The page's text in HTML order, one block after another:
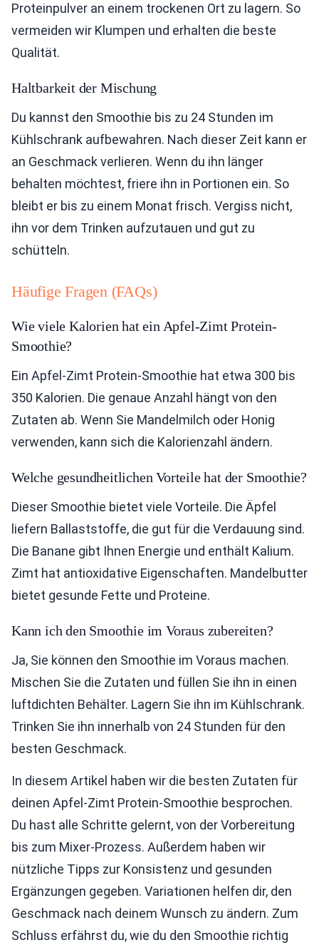
Proteinpulver an einem trockenen Ort zu lagern. So
vermeiden wir Klumpen und erhalten die beste
Qualität.
Haltbarkeit der Mischung
Du kannst den Smoothie bis zu 24 Stunden im
Kühlschrank aufbewahren. Nach dieser Zeit kann er
an Geschmack verlieren. Wenn du ihn länger
behalten möchtest, friere ihn in Portionen ein. So
bleibt er bis zu einem Monat frisch. Vergiss nicht,
ihn vor dem Trinken aufzutauen und gut zu
schütteln.
Häufige Fragen (FAQs)
Wie viele Kalorien hat ein Apfel-Zimt Protein-
Smoothie?
Ein Apfel-Zimt Protein-Smoothie hat etwa 300 bis
350 Kalorien. Die genaue Anzahl hängt von den
Zutaten ab. Wenn Sie Mandelmilch oder Honig
verwenden, kann sich die Kalorienzahl ändern.
Welche gesundheitlichen Vorteile hat der Smoothie?
Dieser Smoothie bietet viele Vorteile. Die Äpfel
liefern Ballaststoffe, die gut für die Verdauung sind.
Die Banane gibt Ihnen Energie und enthält Kalium.
Zimt hat antioxidative Eigenschaften. Mandelbutter
bietet gesunde Fette und Proteine.
Kann ich den Smoothie im Voraus zubereiten?
Ja, Sie können den Smoothie im Voraus machen.
Mischen Sie die Zutaten und füllen Sie ihn in einen
luftdichten Behälter. Lagern Sie ihn im Kühlschrank.
Trinken Sie ihn innerhalb von 24 Stunden für den
besten Geschmack.
In diesem Artikel haben wir die besten Zutaten für
deinen Apfel-Zimt Protein-Smoothie besprochen.
Du hast alle Schritte gelernt, von der Vorbereitung
bis zum Mixer-Prozess. Außerdem haben wir
nützliche Tipps zur Konsistenz und gesunden
Ergänzungen gegeben. Variationen helfen dir, den
Geschmack nach deinem Wunsch zu ändern. Zum
Schluss erfährst du, wie du den Smoothie richtig